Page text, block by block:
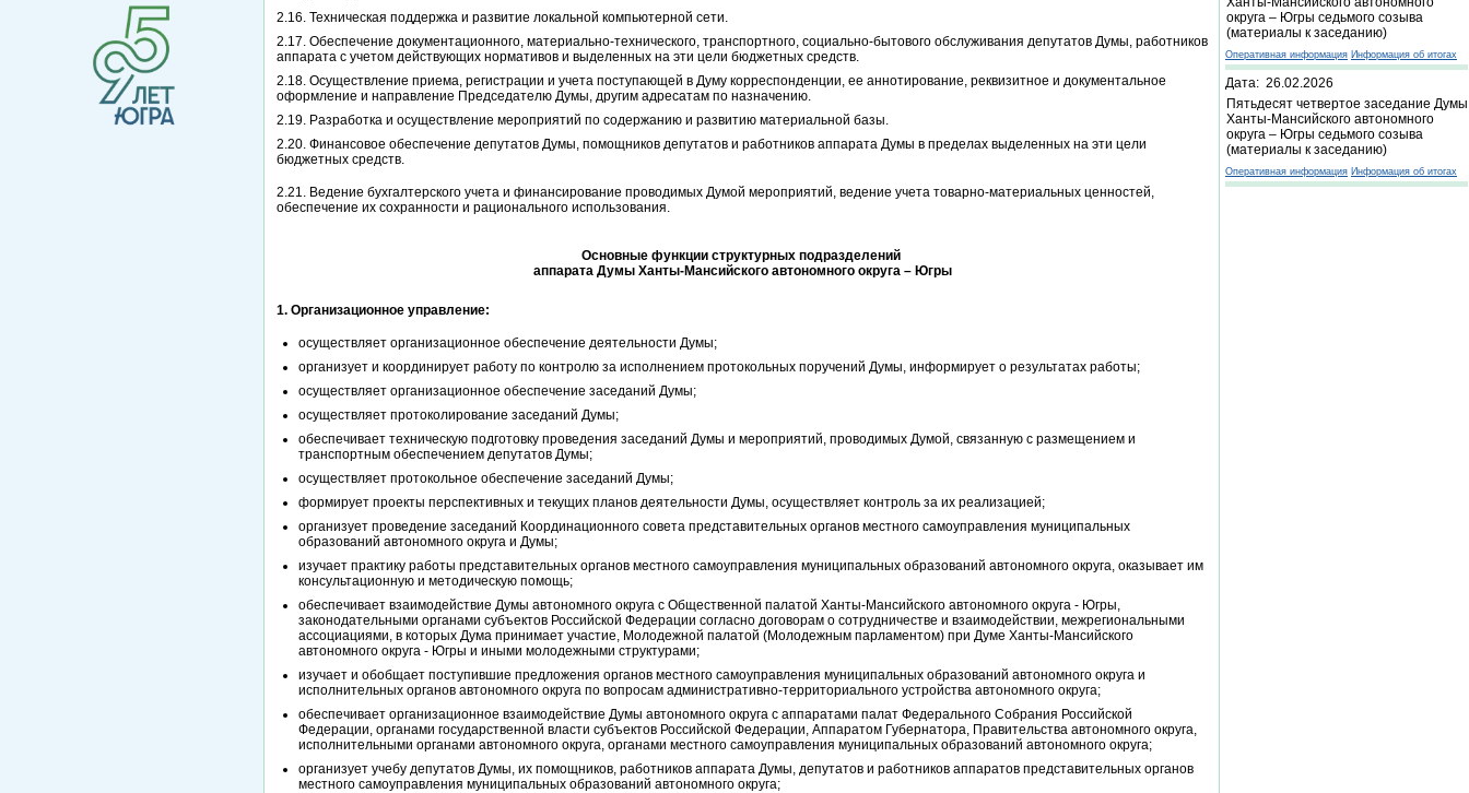
округа – Югры седьмого созыва
(материалы к заседанию)
Оперативная информация Информация об итогах
Дата: 26.02.2026
Пятьдесят четвертое заседание Думы
Ханты-Мансийского автономного
округа – Югры седьмого созыва
(материалы к заседанию)
Оперативная информация Информация об итогах
2.16. Техническая поддержка и развитие локальной компьютерной сети.
2.17. Обеспечение документационного, материально-технического, транспортного, социально-бытового обслуживания депутатов Думы, работников
аппарата с учетом действующих нормативов и выделенных на эти цели бюджетных средств.
2.18. Осуществление приема, регистрации и учета поступающей в Думу корреспонденции, ее аннотирование, реквизитное и документальное
оформление и направление Председателю Думы, другим адресатам по назначению.
2.19. Разработка и осуществление мероприятий по содержанию и развитию материальной базы.
2.20. Финансовое обеспечение депутатов Думы, помощников депутатов и работников аппарата Думы в пределах выделенных на эти цели
бюджетных средств.
2.21. Ведение бухгалтерского учета и финансирование проводимых Думой мероприятий, ведение учета товарно-материальных ценностей,
обеспечение их сохранности и рационального использования.
Основные функции структурных подразделений
аппарата Думы Ханты-Мансийского автономного округа – Югры
1. Организационное управление:
осуществляет организационное обеспечение деятельности Думы;
организует и координирует работу по контролю за исполнением протокольных поручений Думы, информирует о результатах работы;
осуществляет организационное обеспечение заседаний Думы;
осуществляет протоколирование заседаний Думы;
обеспечивает техническую подготовку проведения заседаний Думы и мероприятий, проводимых Думой, связанную с размещением и
транспортным обеспечением депутатов Думы;
осуществляет протокольное обеспечение заседаний Думы;
формирует проекты перспективных и текущих планов деятельности Думы, осуществляет контроль за их реализацией;
организует проведение заседаний Координационного совета представительных органов местного самоуправления муниципальных
образований автономного округа и Думы;
изучает практику работы представительных органов местного самоуправления муниципальных образований автономного округа, оказывает им
консультационную и методическую помощь;
обеспечивает взаимодействие Думы автономного округа с Общественной палатой Ханты-Мансийского автономного округа - Югры,
законодательными органами субъектов Российской Федерации согласно договорам о сотрудничестве и взаимодействии, межрегиональными
ассоциациями, в которых Дума принимает участие, Молодежной палатой (Молодежным парламентом) при Думе Ханты-Мансийского
автономного округа - Югры и иными молодежными структурами;
изучает и обобщает поступившие предложения органов местного самоуправления муниципальных образований автономного округа и
исполнительных органов автономного округа по вопросам административно-территориального устройства автономного округа;
обеспечивает организационное взаимодействие Думы автономного округа с аппаратами палат Федерального Собрания Российской
Федерации, органами государственной власти субъектов Российской Федерации, Аппаратом Губернатора, Правительства автономного округа,
исполнительными органами автономного округа, органами местного самоуправления муниципальных образований автономного округа;
организует учебу депутатов Думы, их помощников, работников аппарата Думы, депутатов и работников аппаратов представительных органов
местного самоуправления муниципальных образований автономного округа;